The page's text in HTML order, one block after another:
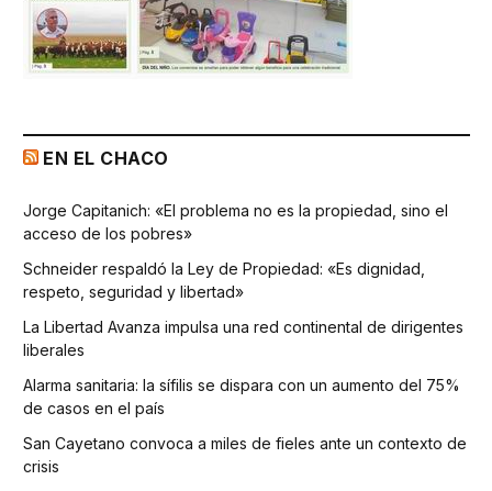
EN EL CHACO
Jorge Capitanich: «El problema no es la propiedad, sino el
acceso de los pobres»
Schneider respaldó la Ley de Propiedad: «Es dignidad,
respeto, seguridad y libertad»
La Libertad Avanza impulsa una red continental de dirigentes
liberales
Alarma sanitaria: la sífilis se dispara con un aumento del 75%
de casos en el país
San Cayetano convoca a miles de fieles ante un contexto de
crisis